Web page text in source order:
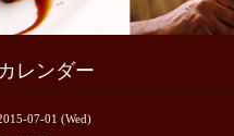
カレンダー
07-01 (Wed)